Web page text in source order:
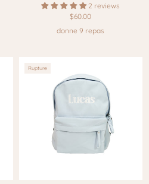
2 reviews
$60.00
donne 9 repas
Rupture